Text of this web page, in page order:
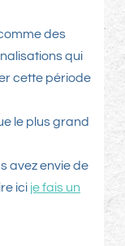
des
qui
cette période
le plus grand
avez envie de
ici je fais un